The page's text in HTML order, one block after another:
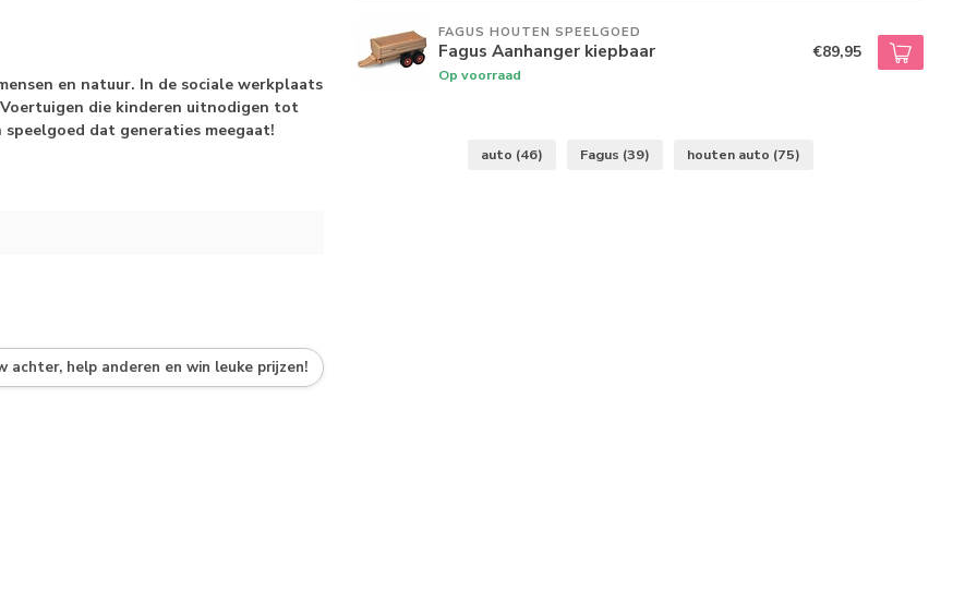
en natuur. In de sociale werkplaats
die kinderen uitnodigen tot
dat generaties meegaat!
achter, help anderen en win leuke prijzen!
FAGUS HOUTEN SPEELGOED
Fagus Aanhanger kiepbaar
Op voorraad
€89,95
auto (46) Fagus (39) houten auto (75)